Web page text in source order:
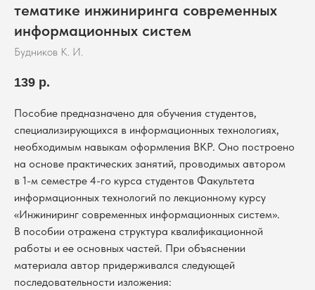
тематике инжиниринга современных
информационных систем
Будников К. И.
139 р.
Пособие предназначено для обучения студентов,
специализирующихся в информационных технологиях,
необходимым навыкам оформления ВКР. Оно построено
на основе практических занятий, проводимых автором
в 1-м семестре 4-го курса студентов Факультета
информационных технологий по лекционному курсу
«Инжиниринг современных информационных систем».
В пособии отражена структура квалификационной
работы и ее основных частей. При объяснении
материала автор придерживался следующей
последовательности изложения: